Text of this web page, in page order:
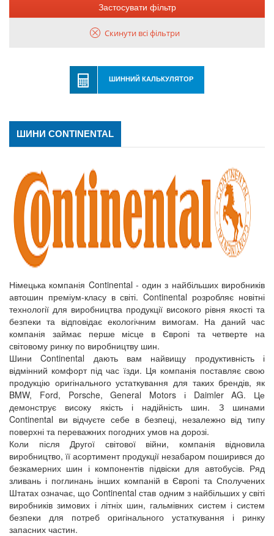
Застосувати фільтр
Скинути всі фільтри
ШИННИЙ КАЛЬКУЛЯТОР
ШИНИ CONTINENTAL
Німецька компанія Continental - один з найбільших виробників
автошин преміум-класу в світі. Continental розробляє новітні
технології для виробництва продукції високого рівня якості та
безпеки та відповідає екологічним вимогам. На даний час
компанія займає перше місце в Європі та четверте на
світовому ринку по виробництву шин.
Шини Continental дають вам найвищу продуктивність і
відмінний комфорт під час їзди. Ця компанія поставляє свою
продукцію оригінального устаткування для таких брендів, як
BMW, Ford, Porsche, General Motors і Daimler AG. Це
демонструє високу якість і надійність шин. З шинами
Continental ви відчуєте себе в безпеці, незалежно від типу
поверхні та переважних погодних умов на дорозі.
Коли після Другої світової війни, компанія відновила
виробництво, її асортимент продукції незабаром поширився до
безкамерних шин і компонентів підвіски для автобусів. Ряд
зливань і поглинань інших компаній в Європі та Сполучених
Штатах означає, що Continental став одним з найбільших у світі
виробників зимових і літніх шин, гальмівних систем і систем
безпеки для потреб оригінального устаткування і ринку
запасних частин.